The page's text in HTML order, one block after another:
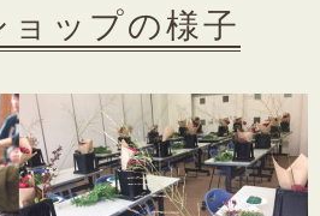
ョップの様子